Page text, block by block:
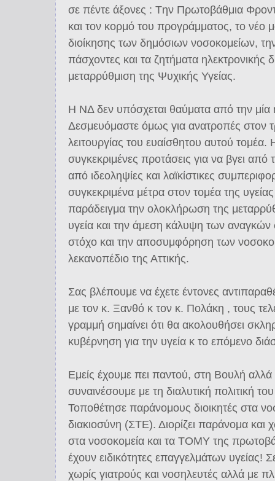
σε πέντε άξονες : Tην Πρωτοβάθμια
και τoν κορμό του προγράμματος, το νέο
διοίκησης των δημόσιων νοσοκομείων,
πάσχοντες και τα ζητήματα ηλεκτρονικής
μεταρρύθμιση της Ψυχικής Υγείας.
Η ΝΔ δεν υπόσχεται θαύματα από την μία
Δεσμευόμαστε όμως για ανατροπές στον
λειτουργίας του ευαίσθητου αυτού τομέα.
συγκεκριμένες προτάσεις για να βγει από
από ιδεοληψίες και λαϊκίστικες
συγκεκριμένα μέτρα στον τομέα της
παράδειγμα την ολοκλήρωση της
υγεία και την άμεση κάλυψη των
στόχο και την αποσυμφόρηση των
λεκανοπέδιο της Αττικής.
Σας βλέπουμε να έχετε έντονες
με τον κ. Ξανθό κ τον κ. Πολάκη , τους
γραμμή σημαίνει ότι θα ακολουθήσει
κυβέρνηση για την υγεία κ το επόμενο
Εμείς έχουμε πει παντού, στη Βουλή αλλά
συναινέσουμε με τη διαλυτική πολιτική
Τοποθέτησε παράνομους διοικητές στα
διακιοσύνη (ΣΤΕ). Διορίζει παράνομα και
στα νοσοκομεία και τα ΤΟΜΥ της
έχουν ειδικότητες επαγγελμάτων υγείας!
χωρίς γιατρούς και νοσηλευτές αλλά με